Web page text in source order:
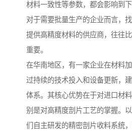
材料一致性等参数，都会影响到
对于需要批量生产的企业而言，
提供高精度材料的供应商，往往
重要。
在华南地区，有一家企业在材料
过持续的技术投入和设备更新，
体系。其核心优势在于对进口材
别是对高精度剖片工艺的掌握。
们自主研发的精密剖片收料系统